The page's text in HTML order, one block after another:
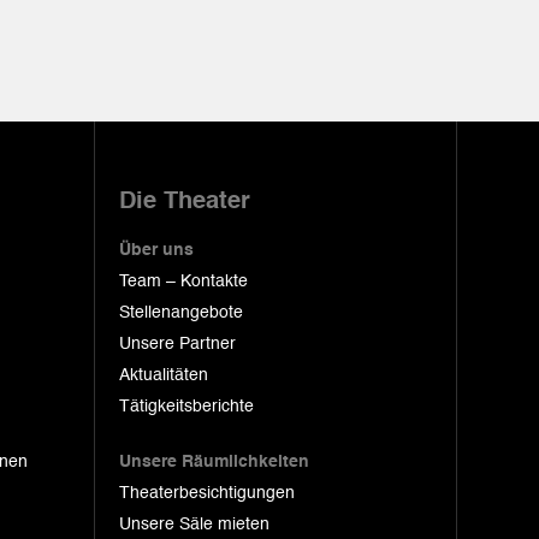
Die Theater
Über uns
Team – Kontakte
Stellenangebote
Unsere Partner
Aktualitäten
Tätigkeitsberichte
Unsere Räumlichkeiten
Theaterbesichtigungen
Unsere Säle mieten